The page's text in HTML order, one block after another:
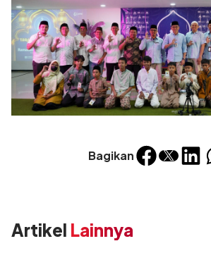
Bagikan
Artikel Lainnya